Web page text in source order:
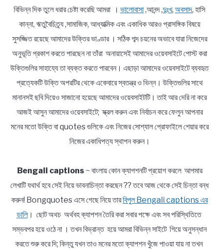
বিভিন্ন দিক তুলে ধরার চেষ্টা করেছি আমরা । ভালোবাসা,আনন্দ ,দুঃখ, অবসাদ, হাসি
কান্না, ঋতুবৈচিত্র্য ,সামাজিক, আধ্যাত্মিক এবং একাধিক আরও প্রাসঙ্গিক বিষয়ে
সুসজ্জিত রয়েছে আমাদের উক্তির ভাণ্ডার । সঠিক শব্দ চয়নের অভাবে যারা নিজেদের
অনুভূতি প্রকাশ করতে পারছেন না তাঁরা অনায়াসেই আমাদের ওয়েবসাইটে পোস্ট করা
উক্তিগুলির সাহায্যে তা ব্যক্ত করতে পারবেন। এছাড়া আমাদের ওয়েবসাইটে ব্যবহৃত
প্রত্যেকটি উক্তি অপরটির থেকে একেবারে স্বতন্ত্র ও ভিন্ন। উক্তিগুলির সাথে
মানানসই ছবি দিয়েও সাজানো হয়েছে আমাদের ওয়েবসাইটটি। তাই আর দেরি না করে
আজই আসুন আমাদের ওয়েবসাইটে; স্ক্রল করুন এবং নির্বাচন করে ফেলুন আপনার
মনের মতো উক্তি বা quotes গুলিকে এবং নিজের সোশ্যাল প্রোফাইলে শেয়ার করে
নিজের একাধিপত্য স্থাপন করুন।
Bengali captions~ বাংলায় কোন ক্যাপশনটি প্রয়োগ করলে আপমার
লেখাটি যথার্থ হবে সেই নিয়ে ভাবনাচিন্তা করছেন ?? তবে আজ থেকে সেই চিন্তা বন্ধ
করুন! Bongquotes এসে গেছে নিয়ে তারবিপুল Bengali captions এর
ডালি। ছোট অথচ অর্থবহ ক্যাপশন তৈরি করা সবার পক্ষে এবং সব পরিস্থিতিতে
সম্ভবপর হয়ে ওঠে না । তখন বিভ্রান্ত হয়ে আমরা বিভিন্ন সাইটে গিয়ে অনুসন্ধান
করতে শুরু করে দি; কিন্তু যখন তাও মনের মতো ক্যাপশন খুঁজে পাওয়া যায় না তখন